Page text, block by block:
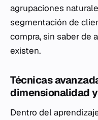
agrupaciones
segmentación de
compra, sin saber de
existen.
Técnicas
dimensionalidad
Dentro del